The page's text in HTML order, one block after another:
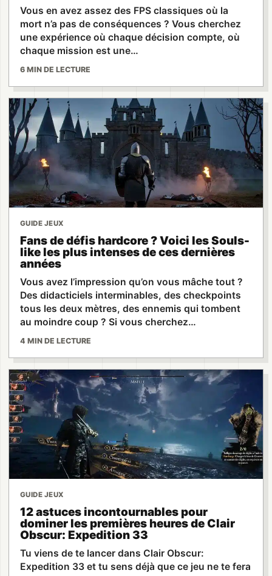
Vous en avez assez des FPS classiques où la
mort n’a pas de conséquences ? Vous cherchez
une expérience où chaque décision compte, où
chaque mission est une…
6 MIN DE LECTURE
GUIDE JEUX
Fans de défis hardcore ? Voici les Souls-
like les plus intenses de ces dernières
années
Vous avez l’impression qu’on vous mâche tout ?
Des didacticiels interminables, des checkpoints
tous les deux mètres, des ennemis qui tombent
au moindre coup ? Si vous cherchez…
4 MIN DE LECTURE
GUIDE JEUX
12 astuces incontournables pour
dominer les premières heures de Clair
Obscur: Expedition 33
Tu viens de te lancer dans Clair Obscur:
Expedition 33 et tu sens déjà que ce jeu ne te fera